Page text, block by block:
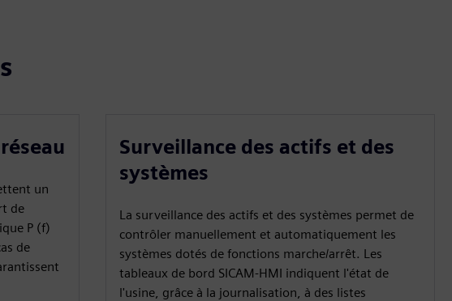
un
de
P (f)
de
Surveillance des actifs et des
systèmes
La surveillance des actifs et des systèmes permet de
contrôler manuellement et automatiquement les
systèmes dotés de fonctions marche/arrêt. Les
tableaux de bord SICAM‑HMI indiquent l'état de
l'usine, grâce à la journalisation, à des listes